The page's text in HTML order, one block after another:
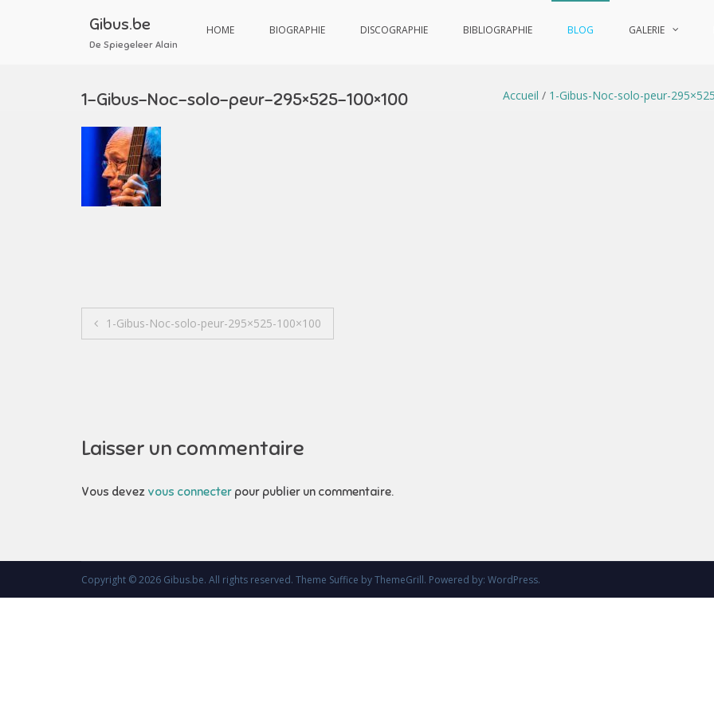
Gibus.be
De Spiegeleer Alain
HOME BIOGRAPHIE DISCOGRAPHIE BIBLIOGRAPHIE BLOG GALERIE
1-Gibus-Noc-solo-peur-295×525-100×100 Accueil / 1-Gibus-Noc-solo-peur-
Navigation
1-Gibus-Noc-solo-peur-295×525-100×100
Laisser un commentaire
Vous devez vous connecter pour publier un commentaire.
Copyright © 2026 Gibus.be. All rights reserved. Theme Suffice by ThemeGrill. Powered by: WordPress.